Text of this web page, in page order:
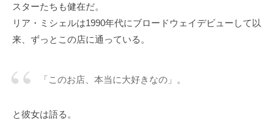
スターたちも健在だ。
リア・ミシェルは1990年代にブロードウェイデビューして以
来、ずっとこの店に通っている。
「このお店、本当に大好きなの」。
と彼女は語る。